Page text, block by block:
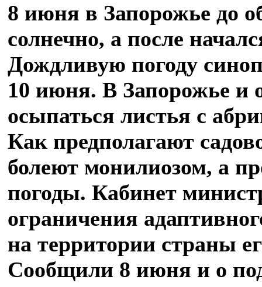
8 июня в Запорожье до
солнечно, а после
Дождливую погоду
10 июня. В Запорожье и
осыпаться листья с
Как предполагают
болеют монилиозом, а
погоды. Кабинет
ограничения
на территории страны
Сообщили 8 июня и о